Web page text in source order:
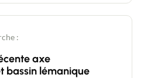
:
axe
bassin lémanique